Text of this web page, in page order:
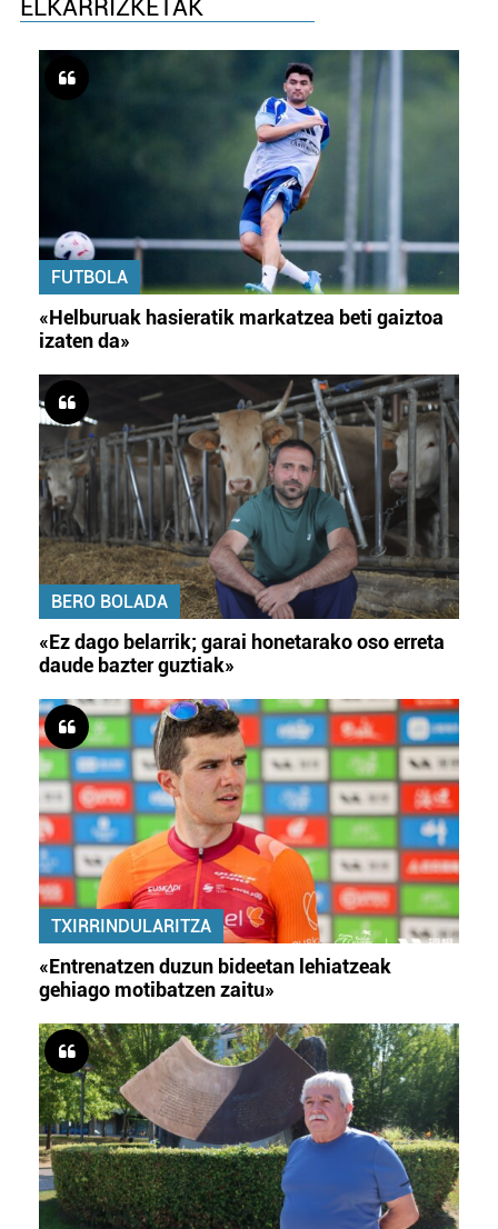
ELKARRIZKETAK
FUTBOLA
«Helburuak hasieratik markatzea beti gaiztoa
izaten da»
BERO BOLADA
«Ez dago belarrik; garai honetarako oso erreta
daude bazter guztiak»
TXIRRINDULARITZA
«Entrenatzen duzun bideetan lehiatzeak
gehiago motibatzen zaitu»